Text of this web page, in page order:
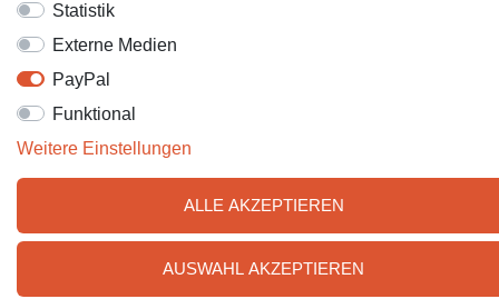
© 2025 Tiervitalshop | Webentwicklung & Webdesign
Statistik
Externe Medien
PayPal
Funktional
Weitere Einstellungen
ALLE AKZEPTIEREN
AUSWAHL AKZEPTIEREN